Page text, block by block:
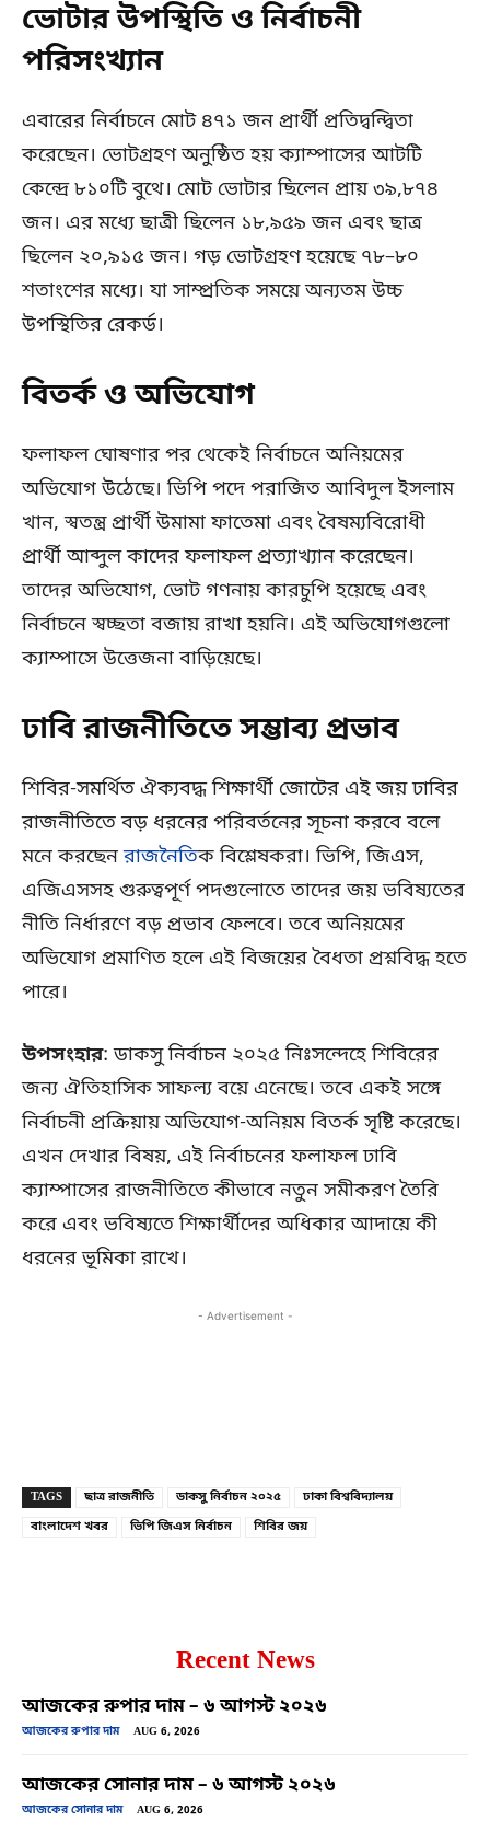
ভোটার উপস্থিতি ও নির্বাচনী
পরিসংখ্যান
এবারের নির্বাচনে মোট ৪৭১ জন প্রার্থী প্রতিদ্বন্দ্বিতা
করেছেন। ভোটগ্রহণ অনুষ্ঠিত হয় ক্যাম্পাসের আটটি
কেন্দ্রে ৮১০টি বুথে। মোট ভোটার ছিলেন প্রায় ৩৯,৮৭৪
জন। এর মধ্যে ছাত্রী ছিলেন ১৮,৯৫৯ জন এবং ছাত্র
ছিলেন ২০,৯১৫ জন। গড় ভোটগ্রহণ হয়েছে ৭৮–৮০
শতাংশের মধ্যে। যা সাম্প্রতিক সময়ে অন্যতম উচ্চ
উপস্থিতির রেকর্ড।
বিতর্ক ও অভিযোগ
ফলাফল ঘোষণার পর থেকেই নির্বাচনে অনিয়মের
অভিযোগ উঠেছে। ভিপি পদে পরাজিত আবিদুল ইসলাম
খান, স্বতন্ত্র প্রার্থী উমামা ফাতেমা এবং বৈষম্যবিরোধী
প্রার্থী আব্দুল কাদের ফলাফল প্রত্যাখ্যান করেছেন।
তাদের অভিযোগ, ভোট গণনায় কারচুপি হয়েছে এবং
নির্বাচনে স্বচ্ছতা বজায় রাখা হয়নি। এই অভিযোগগুলো
ক্যাম্পাসে উত্তেজনা বাড়িয়েছে।
ঢাবি রাজনীতিতে সম্ভাব্য প্রভাব
শিবির-সমর্থিত ঐক্যবদ্ধ শিক্ষার্থী জোটের এই জয় ঢাবির
রাজনীতিতে বড় ধরনের পরিবর্তনের সূচনা করবে বলে
মনে করছেনরাজনৈতিক বিশ্লেষকরা। ভিপি, জিএস,
এজিএসসহ গুরুত্বপূর্ণ পদগুলোতে তাদের জয় ভবিষ্যতের
নীতি নির্ধারণে বড় প্রভাব ফেলবে। তবে অনিয়মের
অভিযোগ প্রমাণিত হলে এই বিজয়ের বৈধতা প্রশ্নবিদ্ধ হতে
পারে।
উপসংহার: ডাকসু নির্বাচন ২০২৫ নিঃসন্দেহে শিবিরের
জন্য ঐতিহাসিক সাফল্য বয়ে এনেছে। তবে একই সঙ্গে
নির্বাচনী প্রক্রিয়ায় অভিযোগ-অনিয়ম বিতর্ক সৃষ্টি করেছে।
এখন দেখার বিষয়, এই নির্বাচনের ফলাফল ঢাবি
ক্যাম্পাসের রাজনীতিতে কীভাবে নতুন সমীকরণ তৈরি
করে এবং ভবিষ্যতে শিক্ষার্থীদের অধিকার আদায়ে কী
ধরনের ভূমিকা রাখে।
- Advertisement -
TAGS ছাত্র রাজনীতি ডাকসু নির্বাচন ২০২৫
ঢাকা বিশ্ববিদ্যালয়
বাংলাদেশ খবর
ভিপি জিএস নির্বাচন শিবির জয়
Recent News
আজকের রুপার দাম – ৬ আগস্ট ২০২৬
আজকের রুপার দাম AUG 6, 2026
আজকের সোনার দাম – ৬ আগস্ট ২০২৬
আজকের সোনার দাম AUG 6, 2026